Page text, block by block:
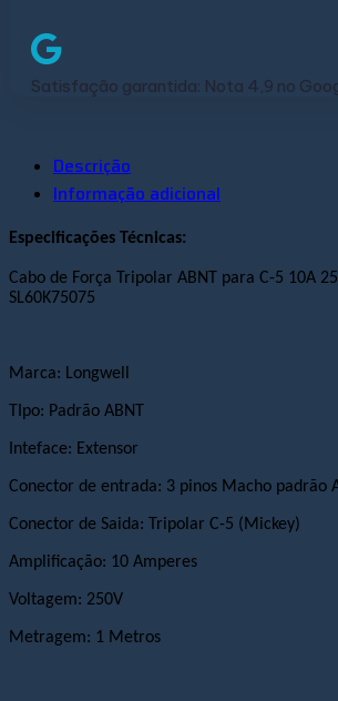
Satisfação garantida: Nota 4,9 no
Descrição
Informação adicional
Especificações Técnicas:
Cabo de Força Tripolar ABNT para C-5 10A
SL60K75075
Marca: Longwell
TIpo: Padrão ABNT
Inteface: Extensor
Conector de entrada: 3 pinos Macho padrão
Conector de Saida: Tripolar C-5 (Mickey)
Amplificação: 10 Amperes
Voltagem: 250V
Metragem: 1 Metros